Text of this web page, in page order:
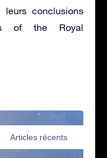
conclusions
of the Royal
Articles récents